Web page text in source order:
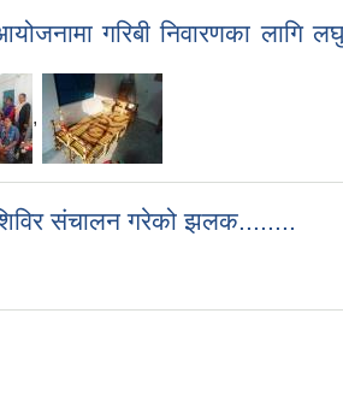
गरिबी निवारणका लागि
,
शिविर संचालन गरेको झलक........